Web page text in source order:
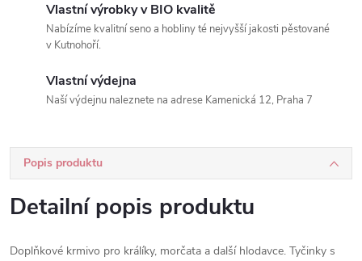
Vlastní výrobky v BIO kvalitě
Nabízíme kvalitní seno a hobliny té nejvyšší jakosti pěstované
v Kutnohoří.
Vlastní výdejna
Naší výdejnu naleznete na adrese Kamenická 12, Praha 7
Popis produktu
Detailní popis produktu
Doplňkové krmivo pro králíky, morčata a další hlodavce. Tyčinky s